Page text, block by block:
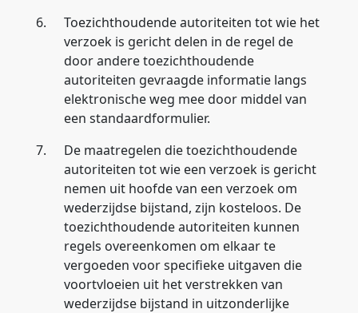
6.
Toezichthoudende autoriteiten tot wie het
verzoek is gericht delen in de regel de
door andere toezichthoudende
autoriteiten gevraagde informatie langs
elektronische weg mee door middel van
een standaardformulier.
7.
De maatregelen die toezichthoudende
autoriteiten tot wie een verzoek is gericht
nemen uit hoofde van een verzoek om
wederzijdse bijstand, zijn kosteloos. De
toezichthoudende autoriteiten kunnen
regels overeenkomen om elkaar te
vergoeden voor specifieke uitgaven die
voortvloeien uit het verstrekken van
wederzijdse bijstand in uitzonderlijke